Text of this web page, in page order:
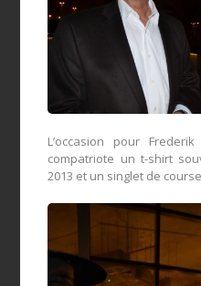
L’occasion pour
compatriote un t-shirt
2013 et un singlet de